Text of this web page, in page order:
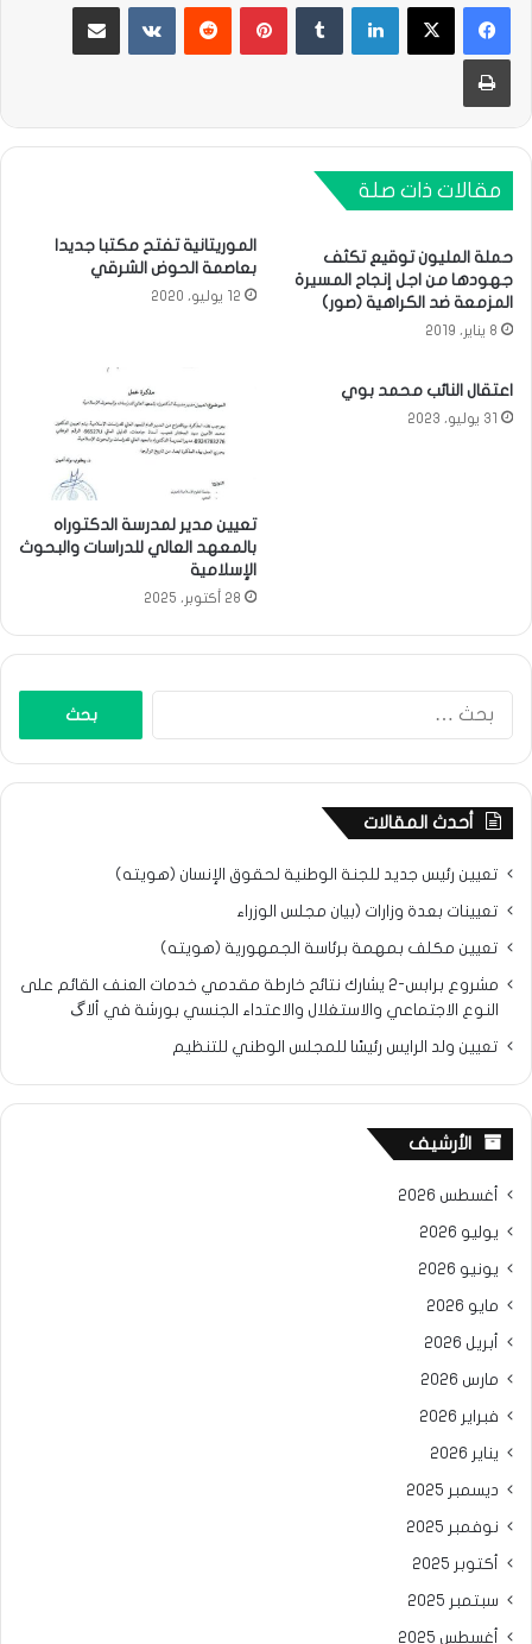
لينكدإن بينتيريست مشاركة عبر البريد
طباعة
مقالات ذات صلة
حملة المليون توقيع تكثف
جهودها من اجل إنجاح المسيرة
المزمعة ضد الكراهية (صور)
8 يناير، 2019
الموريتانية تفتح مكتبا جديدا
بعاصمة الحوض الشرقي
12 يوليو، 2020
اعتقال النائب محمد بوي
31 يوليو، 2023
تعيين مدير لمدرسة الدكتوراه
بالمعهد العالي للدراسات والبحوث
الإسلامية
28 أكتوبر، 2025
أحدث المقالات
تعيين رئيس جديد للجنة الوطنية لحقوق الإنسان (هويته)
تعيينات بعدة وزارات (بيان مجلس الوزراء
تعيين مكلف بمهمة برئاسة الجمهورية (هويته)
مشروع برابس-2 يشارك نتائح خارطة مقدمي خدمات العنف القائم على
النوع الاجتماعي والاستغلال والاعتداء الجنسي بورشة في ألاگ
تعيين ولد الرايس رئيسًا للمجلس الوطني للتنظيم
الأرشيف
أغسطس 2026
يوليو 2026
يونيو 2026
مايو 2026
أبريل 2026
مارس 2026
فبراير 2026
يناير 2026
ديسمبر 2025
نوفمبر 2025
أكتوبر 2025
سبتمبر 2025
أغسطس 2025